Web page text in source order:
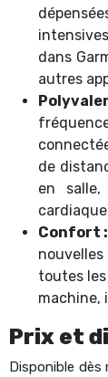
dans
autres
de
en
Confort :
toutes les
machine,
Prix et
Disponible dès